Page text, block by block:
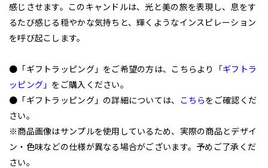
感じさせます。このキャンドルは、光と美の旅を表現し、息をす
るたび感じる穏やかな気持ちと、輝くようなインスピレーション
を呼び起こします。
●「ギフトラッピング」をご希望の方は、こちらより
「ギフトラ
ッピング」 をご購入ください。
●「ギフトラッピング」の詳細については、
こちらをご確認くだ
さい。
※商品画像はサンプルを使用しているため、実際の商品とデザイ
ン・色味などの仕様が異なる場合がございます。予めご了承くだ
さい。